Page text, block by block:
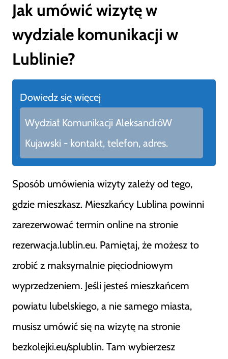
Jak umówić wizytę w
wydziale komunikacji w
Lublinie?
Dowiedz się więcej
Wydział Komunikacji AleksandróW
Kujawski - kontakt, telefon, adres.
Sposób umówienia wizyty zależy od tego,
gdzie mieszkasz. Mieszkańcy Lublina powinni
zarezerwować termin online na stronie
rezerwacja.lublin.eu. Pamiętaj, że możesz to
zrobić z maksymalnie pięciodniowym
wyprzedzeniem. Jeśli jesteś mieszkańcem
powiatu lubelskiego, a nie samego miasta,
musisz umówić się na wizytę na stronie
bezkolejki.eu/splublin. Tam wybierzesz